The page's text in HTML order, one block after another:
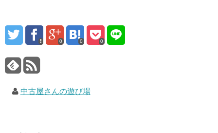
0 0 0
中古屋さんの遊び場